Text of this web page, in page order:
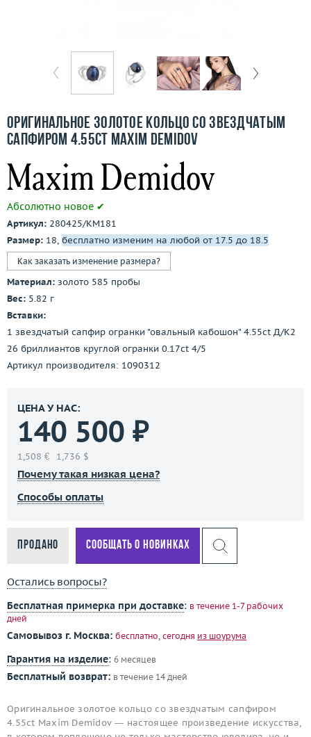
Покупка и оплата
Ломбард
Контакты
3D-тур по шоуруму
Заказать звонок
Оригинальное золотое кольцо со звездчатым
сапфиром 4.55ct Maxim Demidov
Абсолютно новое ✔
Артикул: 280425/КМ181
Размер: 18, бесплатно изменим на любой от 17.5 до 18.5
Как заказать изменение размера?
Материал: золото 585 пробы
Вес: 5.82 г
Вставки:
1 звездчатый сапфир огранки "овальный кабошон" 4.55ct Д/К2
26 бриллиантов круглой огранки 0.17ct 4/5
Артикул производителя: 1090312
ЦЕНА У НАС:
140 500 ₽
1,508 € 1,736 $
Почему такая низкая цена?
Способы оплаты
Продано Сообщать о новинках
Остались вопросы?
Бесплатная примерка при доставке: в течение 1-7 рабочих
дней
Самовывоз г. Москва: бесплатно, сегодня из шоурума
Гарантия на изделие: 6 месяцев
Бесплатный возврат: в течение 14 дней
Оригинальное золотое кольцо со звездчатым сапфиром
4.55ct Maxim Demidov — настоящее произведение искусства,